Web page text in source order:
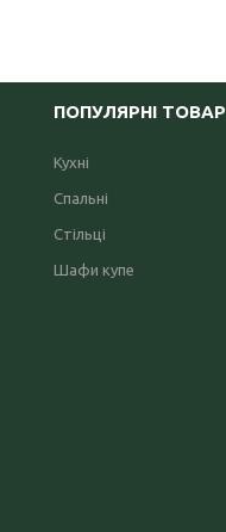
ПОПУЛЯРНІ ТОВАР
Кухні
Спальні
Стільці
Шафи купе